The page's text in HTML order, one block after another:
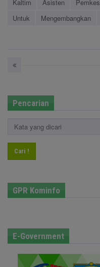
Kaltim
Asisten Pemkes
Untuk
Mengembangkan
Pencarian
Cari !
GPR Kominfo
E-Government